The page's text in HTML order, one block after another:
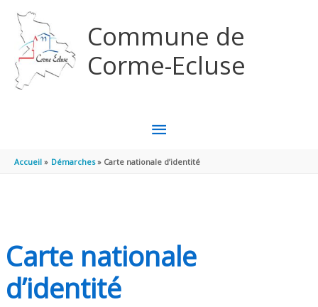
Commune de
Corme-Ecluse
MENU
PRINCIPAL
Accueil Démarches Carte nationale d’identité
Carte nationale
d’identité